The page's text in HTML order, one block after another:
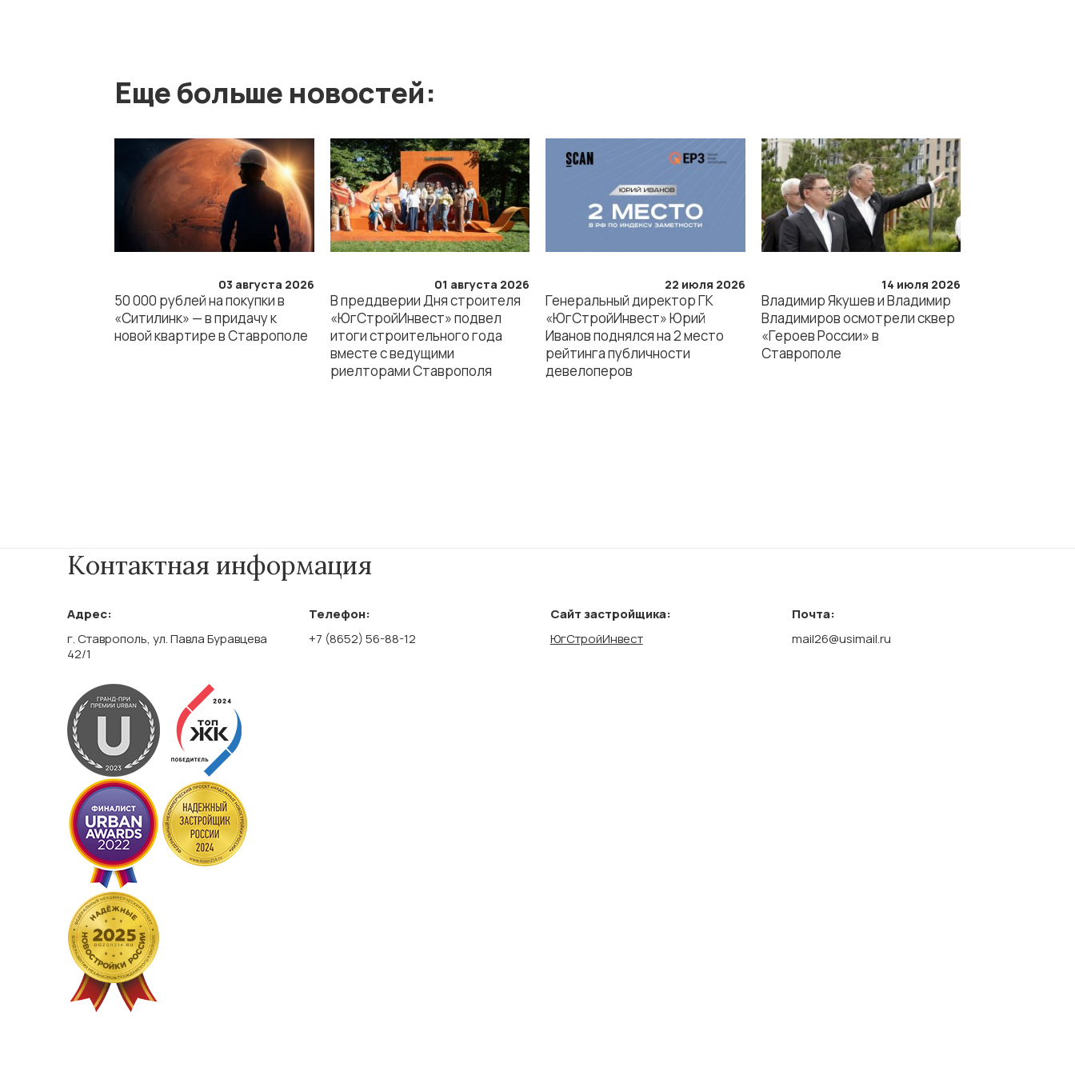
Еще больше новостей:
03 августа 2026
50 000 рублей на покупки в
«Ситилинк» — в придачу к
новой квартире в Ставрополе
01 августа 2026
В преддверии Дня строителя
«ЮгСтройИнвест» подвел
итоги строительного года
вместе с ведущими
риелторами Ставрополя
22 июля 2026
Генеральный директор ГК
«ЮгСтройИнвест» Юрий
Иванов поднялся на 2 место
рейтинга публичности
девелоперов
14 июля 2026
Владимир Якушев и Владимир
Владимиров осмотрели сквер
«Героев России» в
Ставрополе
Контактная информация
Адрес:
г. Ставрополь, ул. Павла Буравцева
42/1
Телефон:
+7 (8652) 56-88-12
Сайт застройщика:
ЮгСтройИнвест
Почта:
mail26@usimail.ru